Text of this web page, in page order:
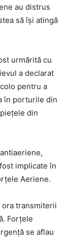
au distrus
să își atingă
urmărită cu
a declarat
pentru a
în porturile din
din
implicate în
Aeriene.
transmiterii
Forțele
se aflau